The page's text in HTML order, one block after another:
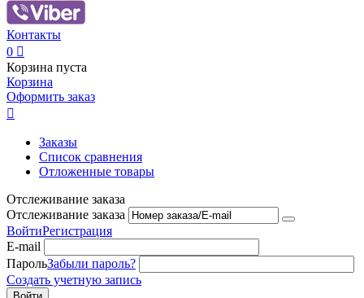
Контакты
0 
Корзина пуста
Корзина
Оформить заказ

Заказы
Список сравнения
Отложенные товары
Отслеживание заказа
Отслеживание заказа
ВойтиРегистрация
E-mail
ПарольЗабыли пароль?
Создать учетную запись